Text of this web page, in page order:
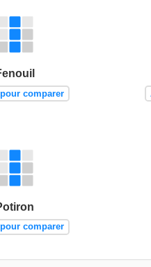
comparer
comparer